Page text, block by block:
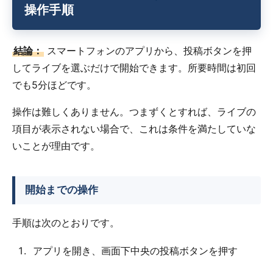
操作手順
結論： スマートフォンのアプリから、投稿ボタンを押
してライブを選ぶだけで開始できます。所要時間は初回
でも5分ほどです。
操作は難しくありません。つまずくとすれば、ライブの
項目が表示されない場合で、これは条件を満たしていな
いことが理由です。
開始までの操作
手順は次のとおりです。
アプリを開き、画面下中央の投稿ボタンを押す